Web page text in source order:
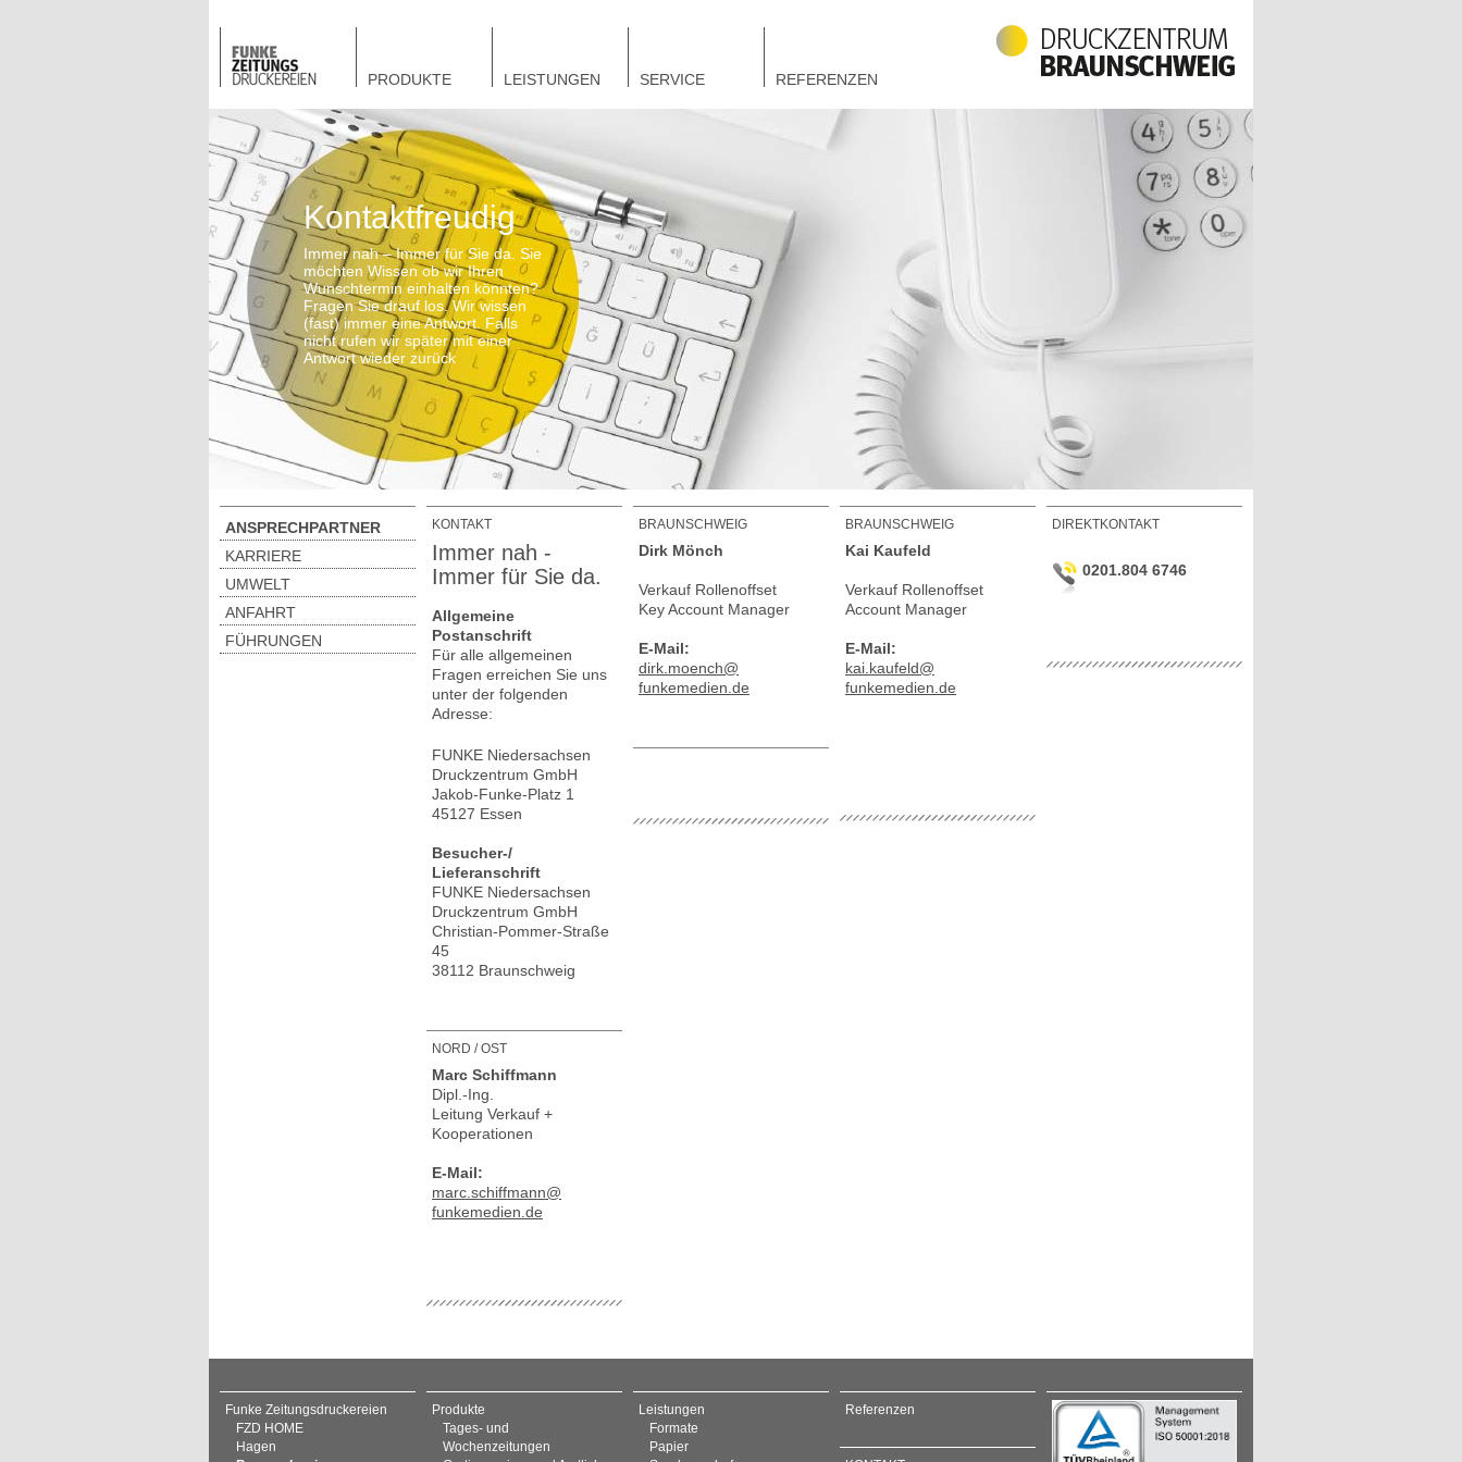
PRODUKTE LEISTUNGEN SERVICE REFERENZEN
Kontaktfreudig
Immer nah – Immer für Sie da. Sie
möchten Wissen ob wir Ihren
Wunschtermin einhalten könnten?
Fragen Sie drauf los. Wir wissen
(fast) immer eine Antwort. Falls
nicht rufen wir später mit einer
Antwort wieder zurück
ANSPRECHPARTNER
KARRIERE
UMWELT
ANFAHRT
FÜHRUNGEN
KONTAKT
Immer nah -
Immer für Sie da.
Allgemeine
Postanschrift
Für alle allgemeinen
Fragen erreichen Sie uns
unter der folgenden
Adresse:
FUNKE Niedersachsen
Druckzentrum GmbH
Jakob-Funke-Platz 1
45127 Essen
Besucher-/
Lieferanschrift
FUNKE Niedersachsen
Druckzentrum GmbH
Christian-Pommer-Straße
45
38112 Braunschweig
NORD / OST
Marc Schiffmann
Dipl.-Ing.
Leitung Verkauf +
Kooperationen
E-Mail:
marc.schiffmann@
funkemedien.de
BRAUNSCHWEIG
Dirk Mönch
Verkauf Rollenoffset
Key Account Manager
E-Mail:
dirk.moench@
funkemedien.de
BRAUNSCHWEIG
Kai Kaufeld
Verkauf Rollenoffset
Account Manager
E-Mail:
kai.kaufeld@
funkemedien.de
DIREKTKONTAKT
0201.804 6746
Funke Zeitungsdruckereien
FZD HOME
Hagen
Produkte
Tages- und
Wochenzeitungen
Leistungen
Formate
Papier
Referenzen